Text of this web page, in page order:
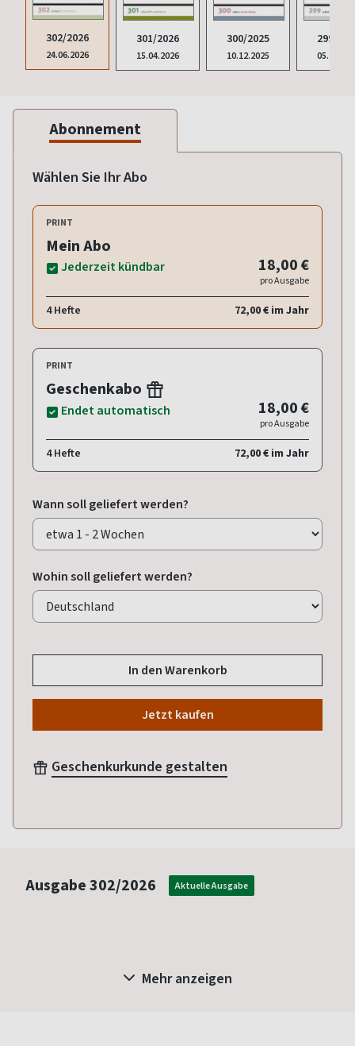
302/2026
24.06.2026
301/2026
15.04.2026
300/2025
10.12.2025
299/
Abonnement
Wählen Sie Ihr Abo
PRINT
Mein Abo
Jederzeit kündbar 18,00 €
pro Ausgabe
4 Hefte 72,00 € im Jahr
PRINT
Geschenkabo
Endet automatisch 18,00 €
pro Ausgabe
4 Hefte 72,00 € im Jahr
Wann soll geliefert werden?
Wohin soll geliefert werden?
In den Warenkorb
Jetzt kaufen
Geschenkurkunde gestalten
Ausgabe302/2026 Aktuelle Ausgabe
Mehr anzeigen